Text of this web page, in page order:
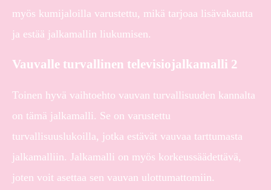
myös kumijaloilla varustettu, mikä tarjoaa lisävakautta
ja estää jalkamallin liukumisen.
Vauvalle turvallinen televisiojalkamalli 2
Toinen hyvä vaihtoehto vauvan turvallisuuden kannalta
on tämä jalkamalli. Se on varustettu
turvallisuuslukoilla, jotka estävät vauvaa tarttumasta
jalkamalliin. Jalkamalli on myös korkeussäädettävä,
joten voit asettaa sen vauvan ulottumattomiin.